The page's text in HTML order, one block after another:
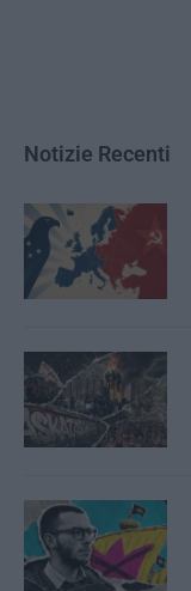
Notizie Recenti